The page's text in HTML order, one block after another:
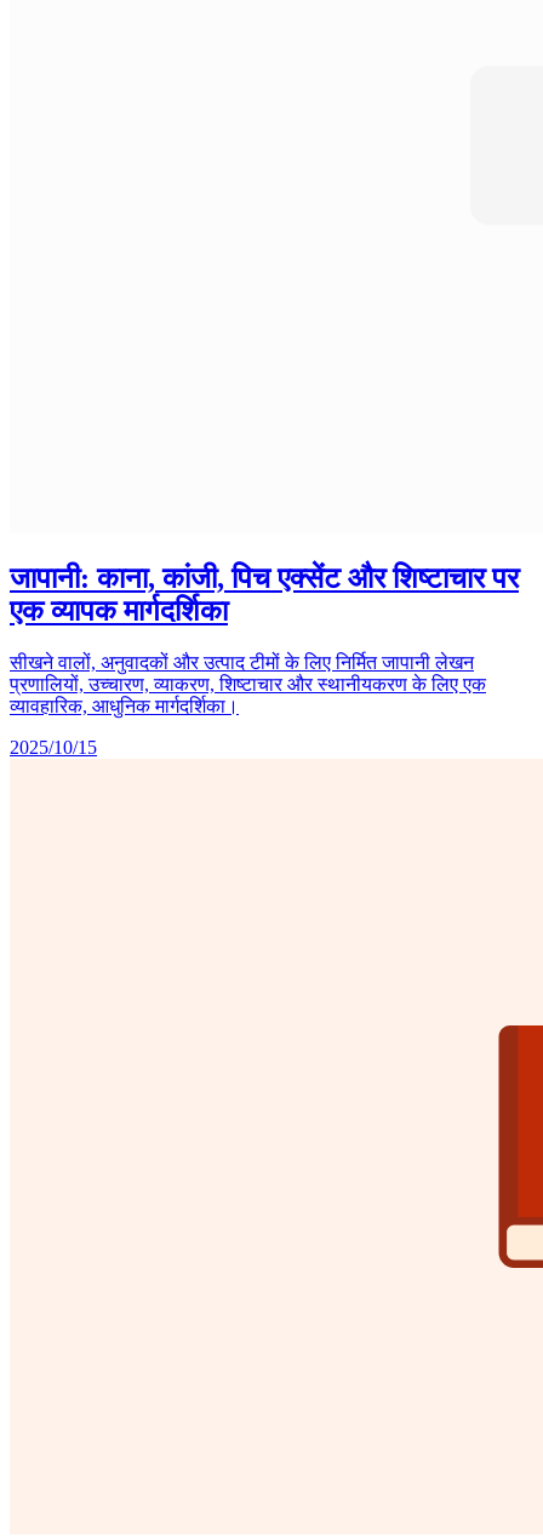
जापानी: काना, कांजी, पिच एक्सेंट और शिष्टाचार पर
एक व्यापक मार्गदर्शिका
सीखने वालों, अनुवादकों और उत्पाद टीमों के लिए निर्मित जापानी लेखन
प्रणालियों, उच्चारण, व्याकरण, शिष्टाचार और स्थानीयकरण के लिए एक
व्यावहारिक, आधुनिक मार्गदर्शिका।
2025/10/15